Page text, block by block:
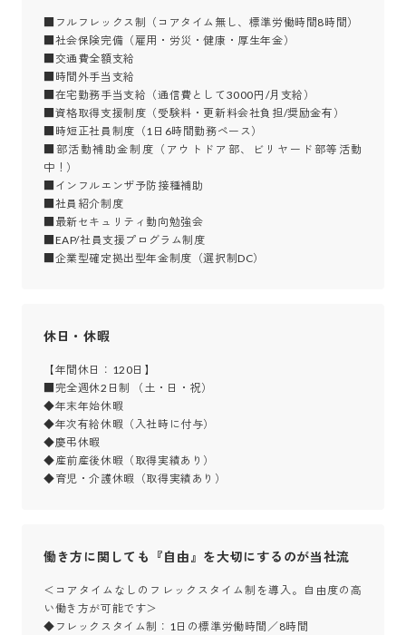
■フルフレックス制（コアタイム無し、標準労働時間8時間）
■社会保険完備（雇用・労災・健康・厚生年金）
■交通費全額支給
■時間外手当支給
■在宅勤務手当支給（通信費として3000円/月支給）
■資格取得支援制度（受験料・更新料会社負担/奨励金有）
■時短正社員制度（1日6時間勤務ペース）
■部活動補助金制度（アウトドア部、ビリヤード部等活動
中！）
■インフルエンザ予防接種補助
■社員紹介制度
■最新セキュリティ動向勉強会
■EAP/社員支援プログラム制度
■企業型確定拠出型年金制度（選択制DC）
休日・休暇
【年間休日：120日】
■完全週休2日制 （土・日・祝）
◆年末年始休暇
◆年次有給休暇（入社時に付与）
◆慶弔休暇
◆産前産後休暇（取得実績あり）
◆育児・介護休暇（取得実績あり）
働き方に関しても『自由』を大切にするのが当社流
＜コアタイムなしのフレックスタイム制を導入。自由度の高
い働き方が可能です＞
◆フレックスタイム制：1日の標準労働時間／8時間